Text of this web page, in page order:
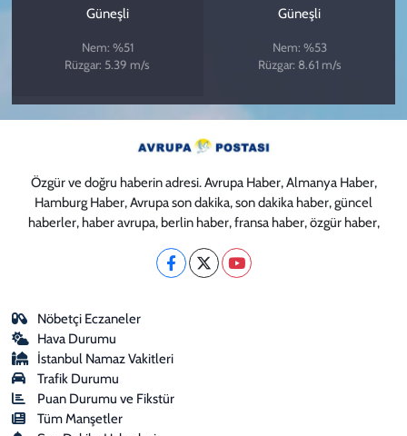
Güneşli
Nem: %51
Rüzgar: 5.39 m/s
Güneşli
Nem: %53
Rüzgar: 8.61 m/s
Özgür ve doğru haberin adresi. Avrupa Haber, Almanya Haber,
Hamburg Haber, Avrupa son dakika, son dakika haber, güncel
haberler, haber avrupa, berlin haber, fransa haber, özgür haber,
Nöbetçi Eczaneler
Hava Durumu
İstanbul Namaz Vakitleri
Trafik Durumu
Puan Durumu ve Fikstür
Tüm Manşetler